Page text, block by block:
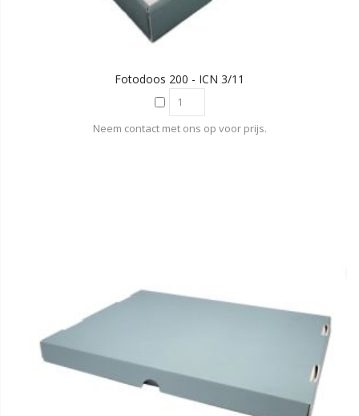
Fotodoos 200 - ICN 3/11
Neem contact met ons op voor prijs.